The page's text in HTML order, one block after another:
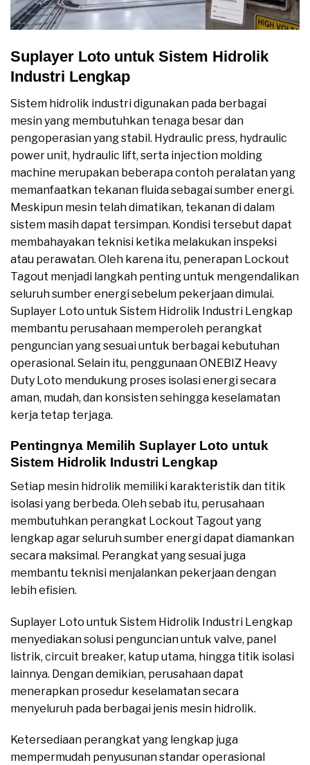
Suplayer Loto untuk Sistem Hidrolik
Industri Lengkap
Sistem hidrolik industri digunakan pada berbagai
mesin yang membutuhkan tenaga besar dan
pengoperasian yang stabil. Hydraulic press, hydraulic
power unit, hydraulic lift, serta injection molding
machine merupakan beberapa contoh peralatan yang
memanfaatkan tekanan fluida sebagai sumber energi.
Meskipun mesin telah dimatikan, tekanan di dalam
sistem masih dapat tersimpan. Kondisi tersebut dapat
membahayakan teknisi ketika melakukan inspeksi
atau perawatan. Oleh karena itu, penerapan Lockout
Tagout menjadi langkah penting untuk mengendalikan
seluruh sumber energi sebelum pekerjaan dimulai.
Suplayer Loto untuk Sistem Hidrolik Industri Lengkap
membantu perusahaan memperoleh perangkat
penguncian yang sesuai untuk berbagai kebutuhan
operasional. Selain itu, penggunaan ONEBIZ Heavy
Duty Loto mendukung proses isolasi energi secara
aman, mudah, dan konsisten sehingga keselamatan
kerja tetap terjaga.
Pentingnya Memilih Suplayer Loto untuk
Sistem Hidrolik Industri Lengkap
Setiap mesin hidrolik memiliki karakteristik dan titik
isolasi yang berbeda. Oleh sebab itu, perusahaan
membutuhkan perangkat Lockout Tagout yang
lengkap agar seluruh sumber energi dapat diamankan
secara maksimal. Perangkat yang sesuai juga
membantu teknisi menjalankan pekerjaan dengan
lebih efisien.
Suplayer Loto untuk Sistem Hidrolik Industri Lengkap
menyediakan solusi penguncian untuk valve, panel
listrik, circuit breaker, katup utama, hingga titik isolasi
lainnya. Dengan demikian, perusahaan dapat
menerapkan prosedur keselamatan secara
menyeluruh pada berbagai jenis mesin hidrolik.
Ketersediaan perangkat yang lengkap juga
mempermudah penyusunan standar operasional